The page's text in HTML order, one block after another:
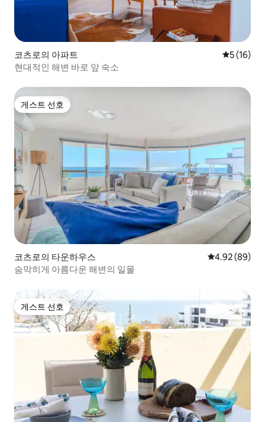
코츠로의 아파트 평점 5점
5 (16)
현대적인 해변 바로 앞 숙소
게스트 선호
게스트 선호
코츠로의 타운하우스 평점 4.92점(5
4.92 (89)
숨막히게 아름다운 해변의 일몰
게스트 선호
게스트 선호